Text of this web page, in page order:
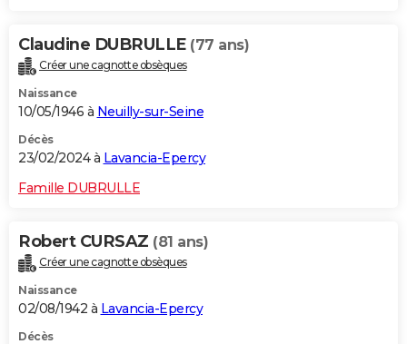
Claudine DUBRULLE (77 ans)
Créer une cagnotte obsèques
Naissance
10/05/1946 à Neuilly-sur-Seine
Décès
23/02/2024 à Lavancia-Epercy
Famille DUBRULLE
Robert CURSAZ (81 ans)
Créer une cagnotte obsèques
Naissance
02/08/1942 à Lavancia-Epercy
Décès